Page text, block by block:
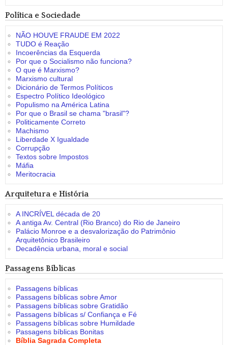
Política e Sociedade
NÃO HOUVE FRAUDE EM 2022
TUDO é Reação
Incoerências da Esquerda
Por que o Socialismo não funciona?
O que é Marxismo?
Marxismo cultural
Dicionário de Termos Políticos
Espectro Político Ideológico
Populismo na América Latina
Por que o Brasil se chama "brasil"?
Politicamente Correto
Machismo
Liberdade X Igualdade
Corrupção
Textos sobre Impostos
Máfia
Meritocracia
Arquitetura e História
A INCRÍVEL década de 20
A antiga Av. Central (Rio Branco) do Rio de Janeiro
Palácio Monroe e a desvalorização do Patrimônio
Arquitetônico Brasileiro
Decadência urbana, moral e social
Passagens Bíblicas
Passagens bíblicas
Passagens bíblicas sobre Amor
Passagens bíblicas sobre Gratidão
Passagens bíblicas s/ Confiança e Fé
Passagens bíblicas sobre Humildade
Passagens bíblicas Bonitas
Bíblia Sagrada Completa